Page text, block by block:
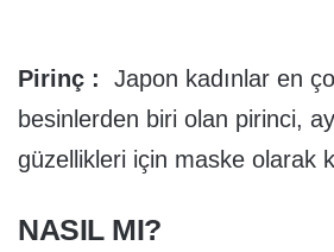
Pirinç : Japon kadınlar en
besinlerden biri olan pirinci,
güzellikleri için maske olarak
NASIL MI?